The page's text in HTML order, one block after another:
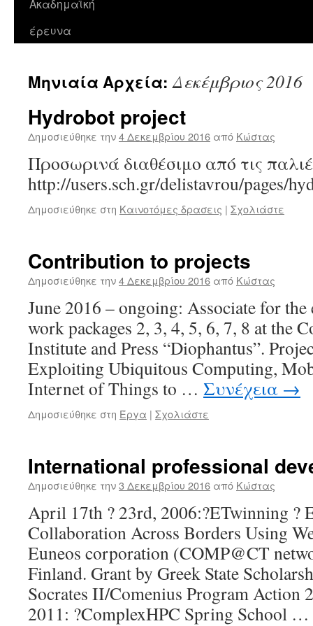
περιεχόμενο
Ακαδημαϊκή
έρευνα
Μηνιαία Αρχεία: Δεκέμβριος 2016
Hydrobot project
Δημοσιεύθηκε την4 Δεκεμβρίου 2016 από Κώστας
Προσωρινά διαθέσιμο από τις
http://users.sch.gr/delistavrou/pages/
Δημοσιεύθηκε στη Καινοτόμες δρασεις | Σχολιάστε
Contribution to projects
Δημοσιεύθηκε την4 Δεκεμβρίου 2016 από Κώστας
June 2016 – ongoing: Associate for
work packages 2, 3, 4, 5, 6, 7, 8 at the
Institute and Press “Diophantus”.
Exploiting Ubiquitous Computing,
Internet of Things to … Συνέχεια →
Δημοσιεύθηκε στη Έργα | Σχολιάστε
International professional
Δημοσιεύθηκε την3 Δεκεμβρίου 2016 από Κώστας
April 17th ? 23rd, 2006:?ETwinning ?
Collaboration Across Borders Using
Euneos corporation (COMP@CT
Finland. Grant by Greek State
Socrates II/Comenius Program Action
2011: ?ComplexHPC Spring School …